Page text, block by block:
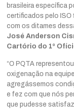
brasileira específica
certificados pelo ISO
com os ditames
José Anderson
Cartório do 1º
“O PQTA
oxigenação na
agregássemos
e fez com que nós
que pudesse